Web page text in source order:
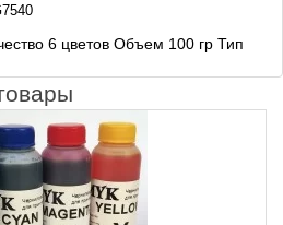
6 цветов Объем 100 гр Тип